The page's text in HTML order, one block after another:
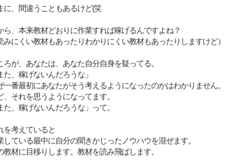
、間違うこともあるけど(笑
、本来教材どおりに作業すれば稼げるんですよね？
にくい教材もあったりわかりにくい教材もあったりしますけど）
が、あなたは、あなた自分自身を疑ってる。
、稼げないんだろうな」
番最初にあなたがそう考えるようになったのかはわかりません。
それを思うようになってます。
、稼げないんだろうな」って。
考えていると
ている最中に自分の聞きかじったノウハウを混ぜます。
材に目移りします。教材を読み飛ばします。